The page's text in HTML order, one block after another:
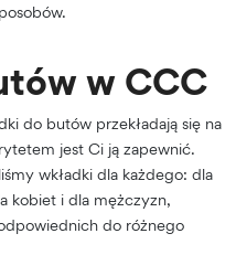
w CCC
do butów przekładają się na
jest Ci ją zapewnić.
wkładki dla każdego: dla
kobiet i dla mężczyzn,
do różnego